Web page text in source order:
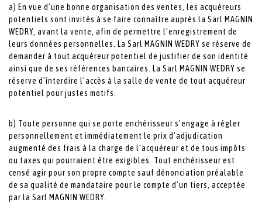
a) En vue d’une bonne organisation des ventes, les acquéreurs
potentiels sont invités à se faire connaître auprès la Sarl MAGNIN
WEDRY, avant la vente, afin de permettre l’enregistrement de
leurs données personnelles. La Sarl MAGNIN WEDRY se réserve de
demander à tout acquéreur potentiel de justifier de son identité
ainsi que de ses références bancaires. La Sarl MAGNIN WEDRY se
réserve d’interdire l’accès à la salle de vente de tout acquéreur
potentiel pour justes motifs.
b) Toute personne qui se porte enchérisseur s’engage à régler
personnellement et immédiatement le prix d’adjudication
augmenté des frais à la charge de l’acquéreur et de tous impôts
ou taxes qui pourraient être exigibles. Tout enchérisseur est
censé agir pour son propre compte sauf dénonciation préalable
de sa qualité de mandataire pour le compte d’un tiers, acceptée
par la Sarl MAGNIN WEDRY.